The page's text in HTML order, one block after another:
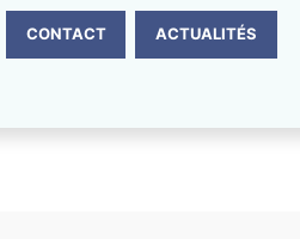
CONTACT ACTUALITÉS